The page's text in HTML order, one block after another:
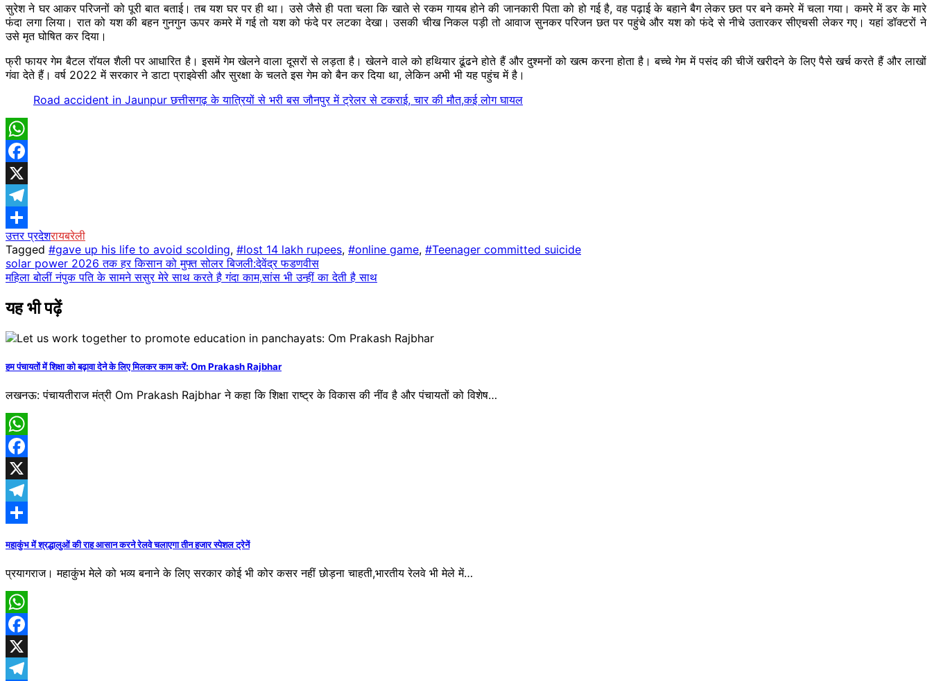
सुरेश ने घर आकर परिजनों को पूरी बात बताई। तब यश घर पर ही था। उसे जैसे ही पता चला कि खाते से रकम गायब होने की जानकारी पिता को हो गई है, वह पढ़ाई के बहाने बैग लेकर छत पर बने कमरे में चला गया। कमरे में डर के मारे
फंदा लगा लिया। रात को यश की बहन गुनगुन ऊपर कमरे में गई तो यश को फंदे पर लटका देखा। उसकी चीख निकल पड़ी तो आवाज सुनकर परिजन छत पर पहुंचे और यश को फंदे से नीचे उतारकर सीएचसी लेकर गए। यहां डॉक्टरों ने
उसे मृत घोषित कर दिया।
फ्री फायर गेम बैटल रॉयल शैली पर आधारित है। इसमें गेम खेलने वाला दूसरों से लड़ता है। खेलने वाले को हथियार ढूंढने होते हैं और दुश्मनों को खत्म करना होता है। बच्चे गेम में पसंद की चीजें खरीदने के लिए पैसे खर्च करते हैं और लाखों
गंवा देते हैं। वर्ष 2022 में सरकार ने डाटा प्राइवेसी और सुरक्षा के चलते इस गेम को बैन कर दिया था, लेकिन अभी भी यह पहुंच में है।
Road accident in Jaunpur छत्तीसगढ़ के यात्रियों से भरी बस जौनपुर में ट्रेलर से टकराई, चार की मौत,कई लोग घायल
WhatsApp
Facebook
X
Telegram
Share
उत्तर प्रदेशरायबरेली
Tagged #gave up his life to avoid scolding, #lost 14 lakh rupees, #online game, #Teenager committed suicide
Post
navigation
solar power 2026 तक हर किसान को मुफ्त सोलर बिजली:देवेंद्र फडणवीस
महिला बोलीं नंपुक पति के सामने ससुर मेरे साथ करते है गंदा काम,सांस भी उन्हीं का देती है साथ
यह भी पढ़ें
हम पंचायतों में शिक्षा को बढ़ावा देने के लिए मिलकर काम करें: Om Prakash Rajbhar
लखनऊ: पंचायतीराज मंत्री Om Prakash Rajbhar ने कहा कि शिक्षा राष्ट्र के विकास की नींव है और पंचायतों को विशेष…
WhatsApp
Facebook
X
Telegram
महाकुंभ में श्रद्धालुओं की राह आसान करने रेलवे चलाएगा तीन हजार स्पेशल ट्रेनें
प्रयागराज। महाकुंभ मेले को भव्य बनाने के लिए सरकार कोई भी कोर कसर नहीं छोड़ना चाहती,भारतीय रेलवे भी मेले में…
WhatsApp
Facebook
X